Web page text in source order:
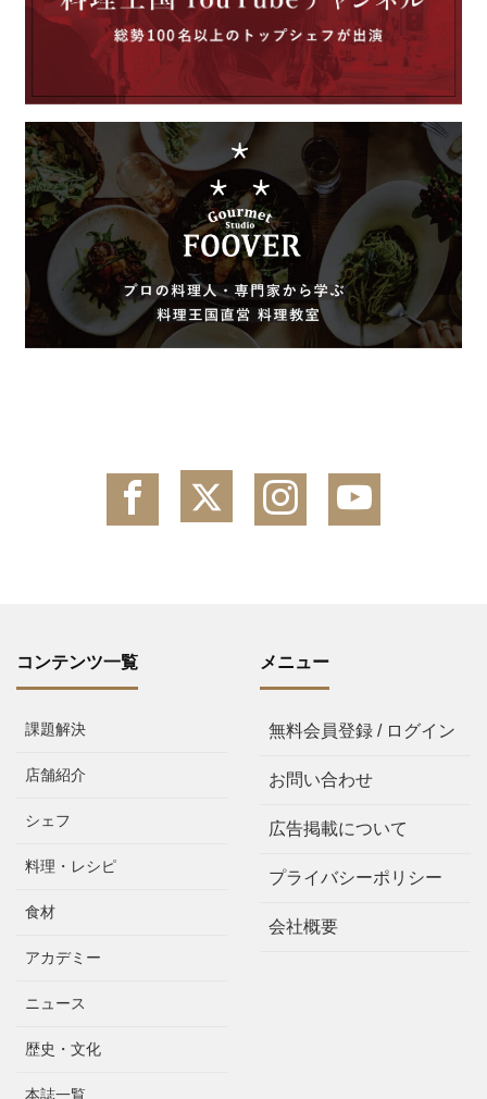
コンテンツ一覧
課題解決
店舗紹介
シェフ
料理・レシピ
食材
アカデミー
ニュース
歴史・文化
本誌一覧
メニュー
無料会員登録 / ログイン
お問い合わせ
広告掲載について
プライバシーポリシー
会社概要